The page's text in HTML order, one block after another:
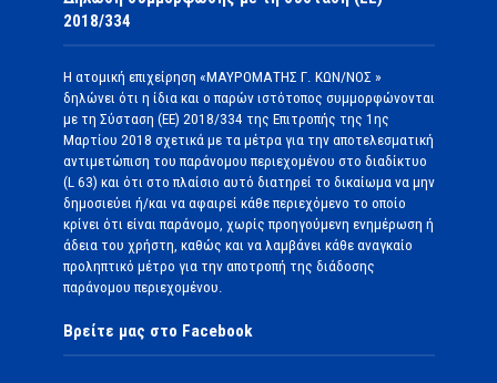
2018/334
Η ατομική επιχείρηση «ΜΑΥΡΟΜΑΤΗΣ Γ. ΚΩΝ/ΝΟΣ »
δηλώνει ότι η ίδια και ο παρών ιστότοπος συμμορφώνονται
με τη Σύσταση (ΕΕ) 2018/334 της Επιτροπής της 1ης
Μαρτίου 2018 σχετικά με τα μέτρα για την αποτελεσματική
αντιμετώπιση του παράνομου περιεχομένου στο διαδίκτυο
(L 63) και ότι στο πλαίσιο αυτό διατηρεί το δικαίωμα να μην
δημοσιεύει ή/και να αφαιρεί κάθε περιεχόμενο το οποίο
κρίνει ότι είναι παράνομο, χωρίς προηγούμενη ενημέρωση ή
άδεια του χρήστη, καθώς και να λαμβάνει κάθε αναγκαίο
προληπτικό μέτρο για την αποτροπή της διάδοσης
παράνομου περιεχομένου.
Βρείτε μας στο Facebook